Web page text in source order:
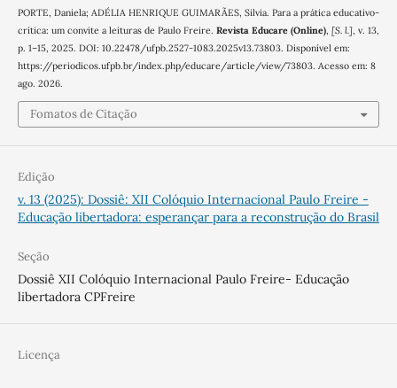
PORTE, Daniela; ADÉLIA HENRIQUE GUIMARÃES, Silvia. Para a prática educativo-
crítica: um convite a leituras de Paulo Freire. Revista Educare (Online), [S. l.], v. 13,
p. 1–15, 2025. DOI: 10.22478/ufpb.2527-1083.2025v13.73803. Disponível em:
https://periodicos.ufpb.br/index.php/educare/article/view/73803. Acesso em: 8
ago. 2026.
Fomatos de Citação
Edição
v. 13 (2025): Dossiê: XII Colóquio Internacional Paulo Freire -
Educação libertadora: esperançar para a reconstrução do Brasil
Seção
Dossiê XII Colóquio Internacional Paulo Freire- Educação
libertadora CPFreire
Licença